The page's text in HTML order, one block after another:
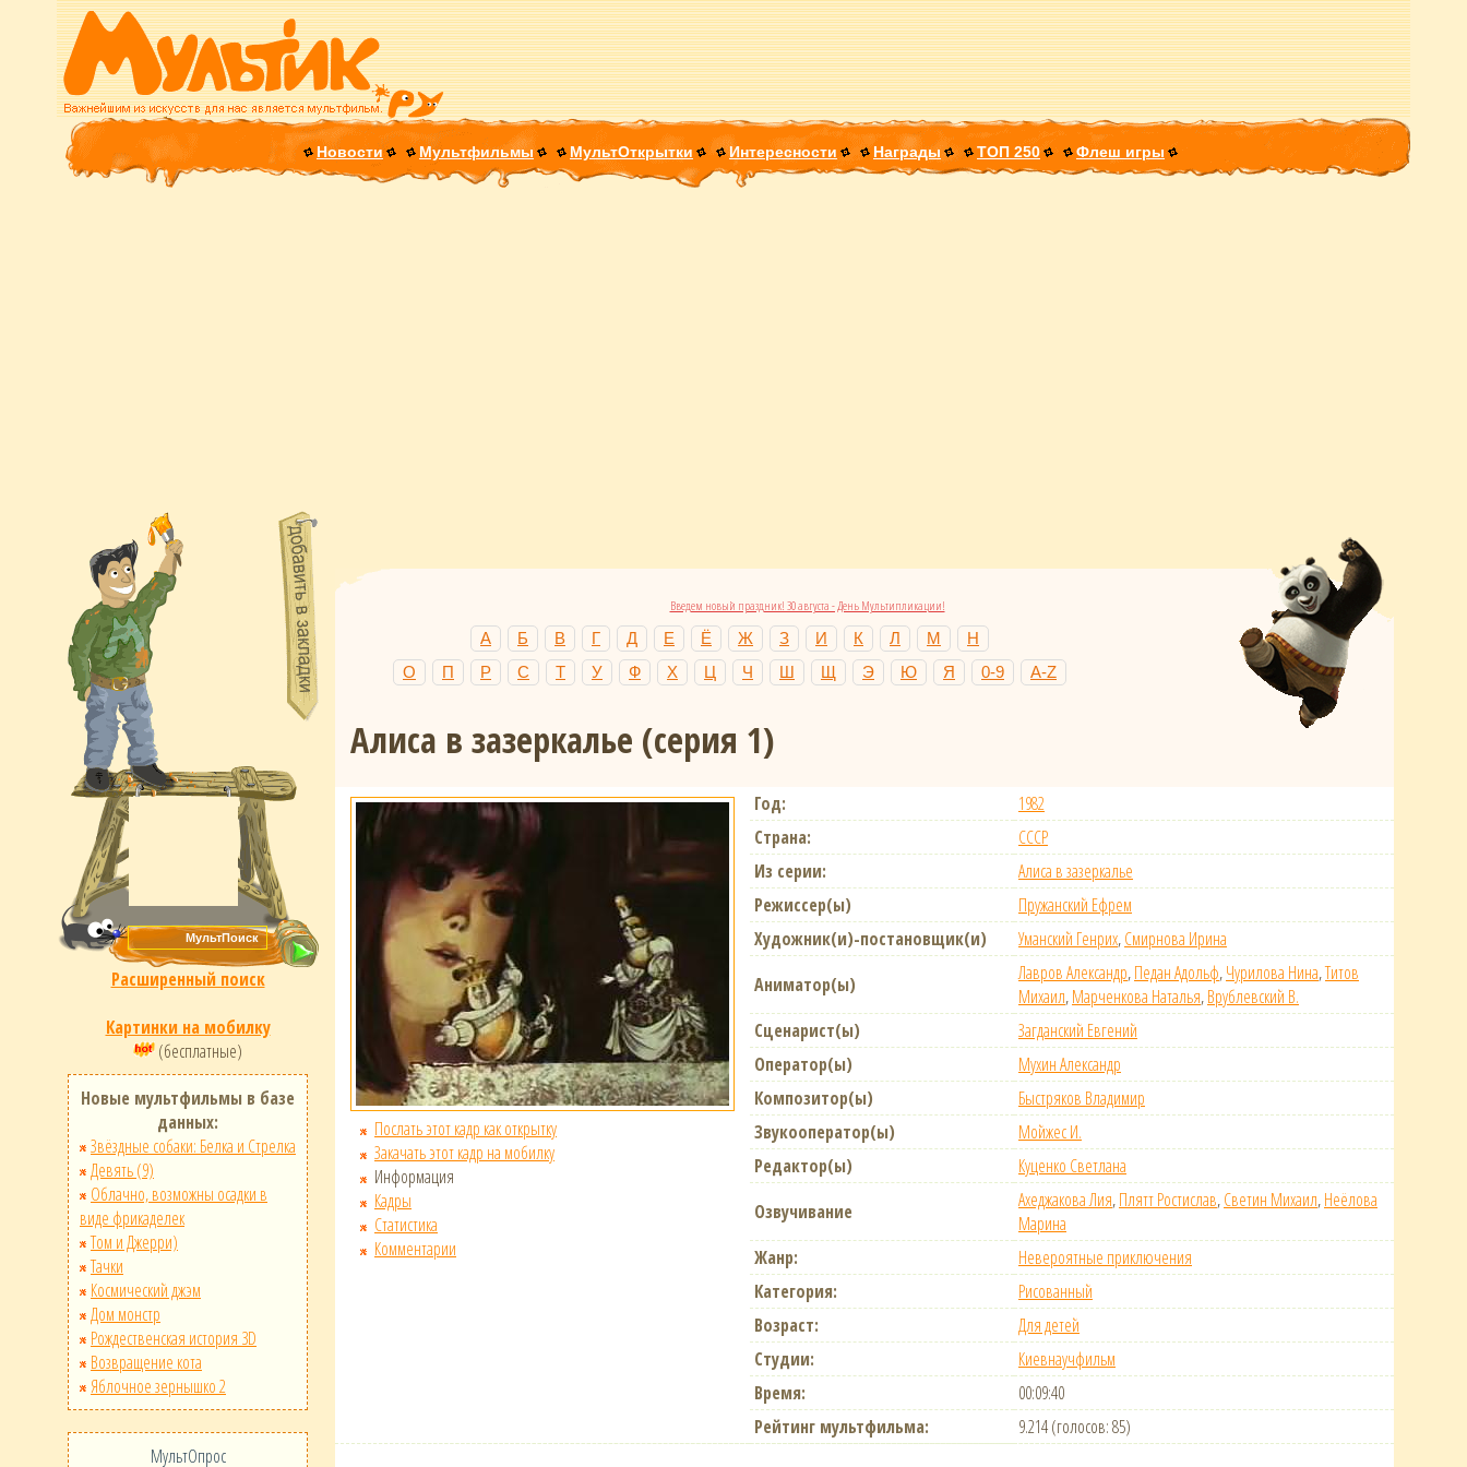
Новости Мультфильмы МультОткрытки Интересности Награды ТОП 250 Флеш игры
Расширенный поиск
Картинки на мобилку
(бесплатные)
Новые мультфильмы в базе
данных:
Звёздные собаки: Белка и Стрелка
Девять (9)
Облачно, возможны осадки в
виде фрикаделек
Том и Джерри)
Тачки
Космический джэм
Дом монстр
Рождественская история 3D
Возвращение кота
Яблочное зернышко 2
МультОпрос
Введем новый праздник! 30 августа - День Мультипликации!
А Б В Г Д Е Ё Ж З И К Л М
Н
О
П Р С Т У Ф Х Ц Ч Ш Щ Э Ю Я 0-9 A-Z
Алиса в зазеркалье (серия 1)
Послать этот кадр как открытку
Закачать этот кадр на мобилку
Информация
Кадры
Статистика
Комментарии
Год:
1982
Страна:
СССР
Из серии:
Алиса в зазеркалье
Режиссер(ы)
Пружанский Ефрем
Художник(и)-постановщик(и)
Уманский Генрих,Смирнова Ирина
Аниматор(ы)
Лавров Александр,Педан Адольф,Чурилова Нина,Титов
Михаил,Марченкова Наталья,Врублевский В.
Сценарист(ы)
Загданский Евгений
Оператор(ы)
Мухин Александр
Композитор(ы)
Быстряков Владимир
Звукооператор(ы)
Мойжес И.
Редактор(ы)
Куценко Светлана
Озвучивание
Ахеджакова Лия,Плятт Ростислав,Светин Михаил,Неёлова
Марина
Жанр:
Невероятные приключения
Категория:
Рисованный
Возраст:
Для детей
Студии:
Киевнаучфильм
Время:
00:09:40
Рейтинг мультфильма:
9.214 (голосов: 85)